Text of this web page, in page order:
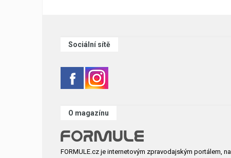
Sociální sítě
O magazínu
FORMULE.cz je internetovým zpravodajským portálem, na